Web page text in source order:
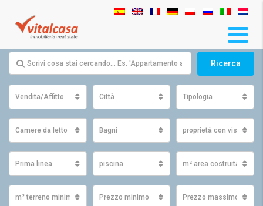
Ricerca
Vendita/Affitto Città Tipologia
Camere da letto Bagni proprietà con vista
Prima linea piscina m² area costruita
m² terreno minimo Prezzo minimo Prezzo massimo